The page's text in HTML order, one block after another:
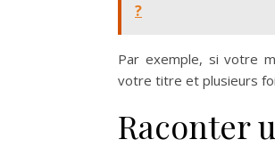
?
Par exemple, si votre
votre titre et plusieurs
Raconter